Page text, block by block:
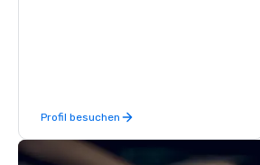
Profil besuchen